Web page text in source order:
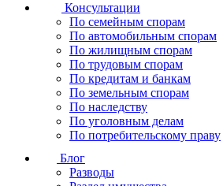
Консультации
По семейным спорам
По автомобильным спорам
По жилищным спорам
По трудовым спорам
По кредитам и банкам
По земельным спорам
По наследству
По уголовным делам
По потребительскому праву
Блог
Разводы